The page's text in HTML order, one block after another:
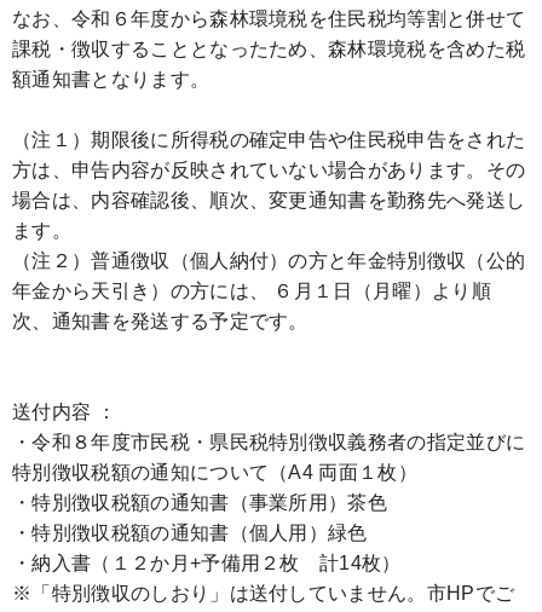
なお、令和６年度から森林環境税を住民税均等割と併せて
課税・徴収することとなったため、森林環境税を含めた税
額通知書となります。
（注１）期限後に所得税の確定申告や住民税申告をされた
方は、申告内容が反映されていない場合があります。その
場合は、内容確認後、順次、変更通知書を勤務先へ発送し
ます。
（注２）普通徴収（個人納付）の方と年金特別徴収（公的
年金から天引き）の方には、 ６月１日（月曜）より順
次、通知書を発送する予定です。
送付内容 ：
・令和８年度市民税・県民税特別徴収義務者の指定並びに
特別徴収税額の通知について（A4 両面１枚）
・特別徴収税額の通知書（事業所用）茶色
・特別徴収税額の通知書（個人用）緑色
・納入書（１２か月+予備用２枚 計14枚）
※「特別徴収のしおり」は送付していません。市HPでご